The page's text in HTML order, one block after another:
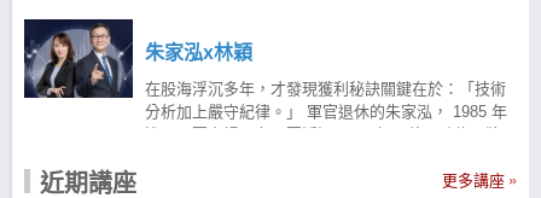
朱家泓x林穎
在股海浮沉多年，才發現獲利秘訣關鍵在於：「技術
分析加上嚴守紀律。」 軍官退休的朱家泓， 1985 年
進入股票市場，在股票浮沉了 26 年，曾因聽信明牌，
後後賠了近千萬，直到 57 歲那年，才開始認真鑽研技
近期講座 更多講座